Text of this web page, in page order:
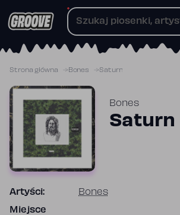
do
Strona główna Bones Saturn
Bones
Saturn
Artyści: Bones
Miejsce